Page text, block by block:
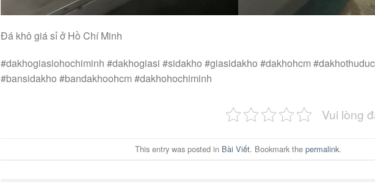
Đá khô giá sỉ ở Hồ Chí Minh
#dakhogiasiohochiminh #dakhogiasi #sidakho #giasidakho #dakhohcm
#bansidakho #bandakhoohcm #dakhohochiminh
Vui lòng
This entry was posted in Bài Viết. Bookmark the permalink.